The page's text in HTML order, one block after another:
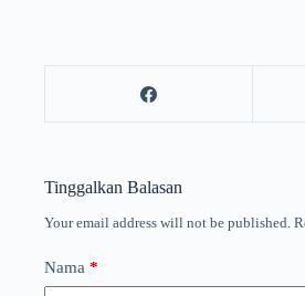
Tinggalkan Balasan
Your email address will not be published.
Nama *